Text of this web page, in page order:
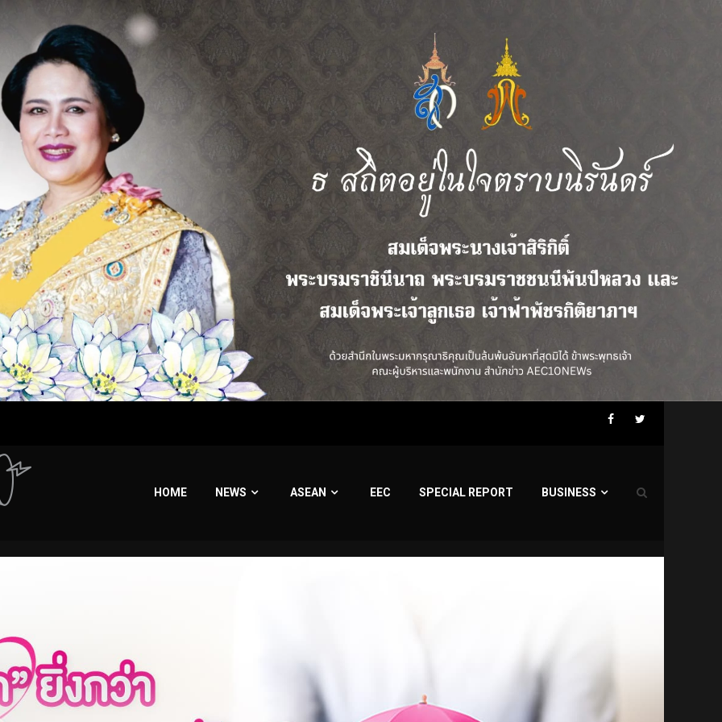
Facebook
Twitter
HOME NEWS ASEAN EEC SPECIAL REPORT BUSINESS